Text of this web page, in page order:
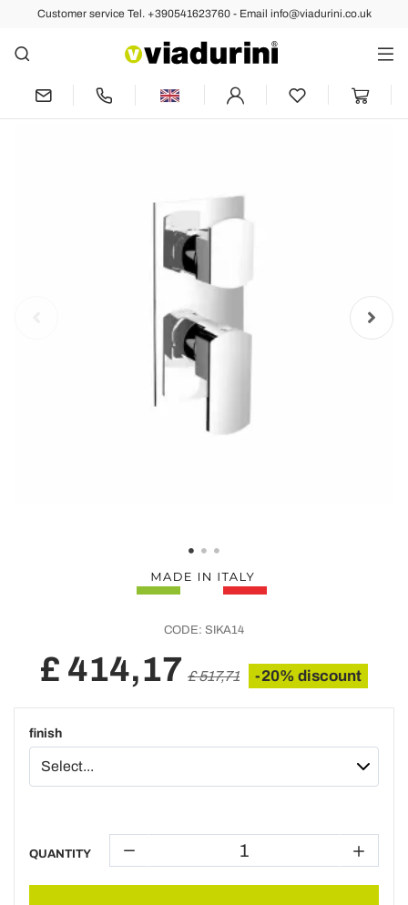
Customer service Tel. +390541623760 - Email info@viadurini.co.uk
Back Previous Next
Shower mixer with three outlets
diverter Made in Italy - Sika
CODE: SIKA14
£ 414,17 £ 517,71 -20% discount
finish
QUANTITY